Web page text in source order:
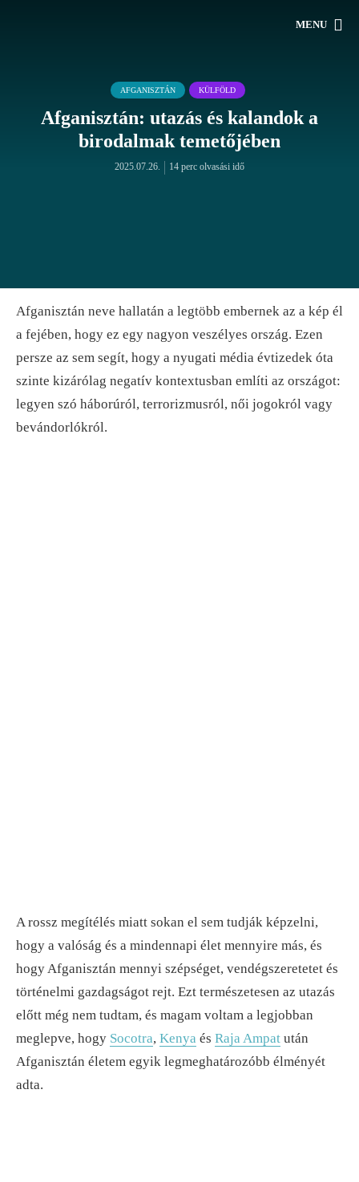
MENU
AFGANISZTÁN KÜLFÖLD
Afganisztán: utazás és kalandok a
birodalmak temetőjében
2025.07.26. 14 perc olvasási idő
Afganisztán neve hallatán a legtöbb embernek az a kép él
a fejében, hogy ez egy nagyon veszélyes ország. Ezen
persze az sem segít, hogy a nyugati média évtizedek óta
szinte kizárólag negatív kontextusban említi az országot:
legyen szó háborúról, terrorizmusról, női jogokról vagy
bevándorlókról.
A rossz megítélés miatt sokan el sem tudják képzelni,
hogy a valóság és a mindennapi élet mennyire más, és
hogy Afganisztán mennyi szépséget, vendégszeretetet és
történelmi gazdagságot rejt. Ezt természetesen az utazás
előtt még nem tudtam, és magam voltam a legjobban
meglepve, hogy Socotra, Kenya és Raja Ampat után
Afganisztán életem egyik legmeghatározóbb élményét
adta.